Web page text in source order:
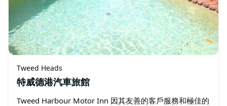
Tweed Heads
特威德港汽車旅館
Tweed Harbour Motor Inn 因其友善的客戶服務和極佳的